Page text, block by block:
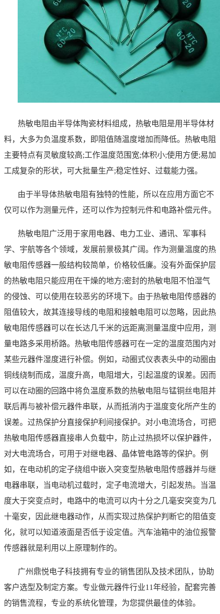
热敏电阻由半导体陶瓷材料组成，热敏电阻是用半导体材
料，大多为负温度系数，即阻值随温度增加而降低。热敏电阻
主要特点有灵敏度较高;工作温度范围宽;体积小;使用方便;易加
工成复杂的形状，可大批量生产;稳定性好、过载能力强。
由于半导体热敏电阻有独特的性能，所以在应用方面它不
仅可以作为测量元件，还可以作为控制元件和电路补偿元件。
热敏电阻广泛用于家用电器、电力工业、通讯、军事科
学、宇航等各个领域，发展前景极其广阔。作为测量温度的热
敏电阻传感器一般结构较简单，价格较低廉。没有外面保护层
的热敏电阻只能应用在干燥的地方;密封的热敏电阻不怕湿气
的侵蚀、可以使用在较恶劣的环境下。由于热敏电阻传感器的
阻值较大，故其连接导线的电阻和接触电阻可以忽略，因此热
敏电阻传感器可以在长达几千米的远距离测量温度中应用，测
量电路多采用桥路。热敏电阻传感器可在一定的温度范围内对
某些元器件湿度进行补偿。例如，动圈式仪表表头中的动圈由
铜线绕制而成，温度升高，电阻增大，引起温度的误差。因而
可以在动圈的回路中将负温度系数的热敏电阻与锰铜丝电阻并
联后再与被补偿元器件串联，从而抵消内于温度变化所产生的
误差。过热保护分直接保护利间接保护。对小电流场合，可把
热敏电阻传感器直接串人负载中，防止过热损坏以保护器件，
对大电流场合，可用于对继电器、晶体管电路等的保护。例
如，在电动机的定子绕组中嵌入突变型热敏电阻传感器并与继
电器串联，当电动机过载时，定子电流增大，引起发热。当温
度大于突变点时，电路中的电流可以内十分之几毫安突变为几
十毫安，因此继电器动作，从而实现过热保护判断它的阻值变
化，就可以知道液面是否低于设定值。汽车油箱中的油位报警
传感器就是利用以上原理制作的。
广州鼎悦电子科技拥有专业的销售团队及技术团队，协助
客户选型及制定方案。专业做元器件行业11年经验，配套完善
的销售流程，专业的系统化管理，为您提供最佳的体验。